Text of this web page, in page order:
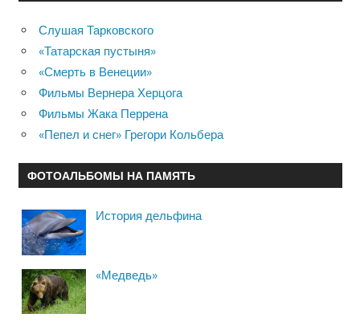
Слушая Тарковского
«Татарская пустыня»
«Смерть в Венеции»
Фильмы Вернера Херцога
Фильмы Жака Перрена
«Пепел и снег» Грегори Кольбера
ФОТОАЛЬБОМЫ НА ПАМЯТЬ
История дельфина
«Медведь»